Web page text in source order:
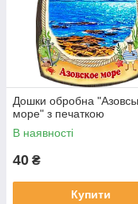
Дошки обробна
море" з печаткою
В наявності
40 ₴
Купити